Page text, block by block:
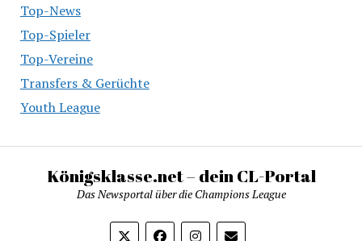
Top-News
Top-Spieler
Top-Vereine
Transfers & Gerüchte
Youth League
Königsklasse.net – dein CL-Portal
Das Newsportal über die Champions League